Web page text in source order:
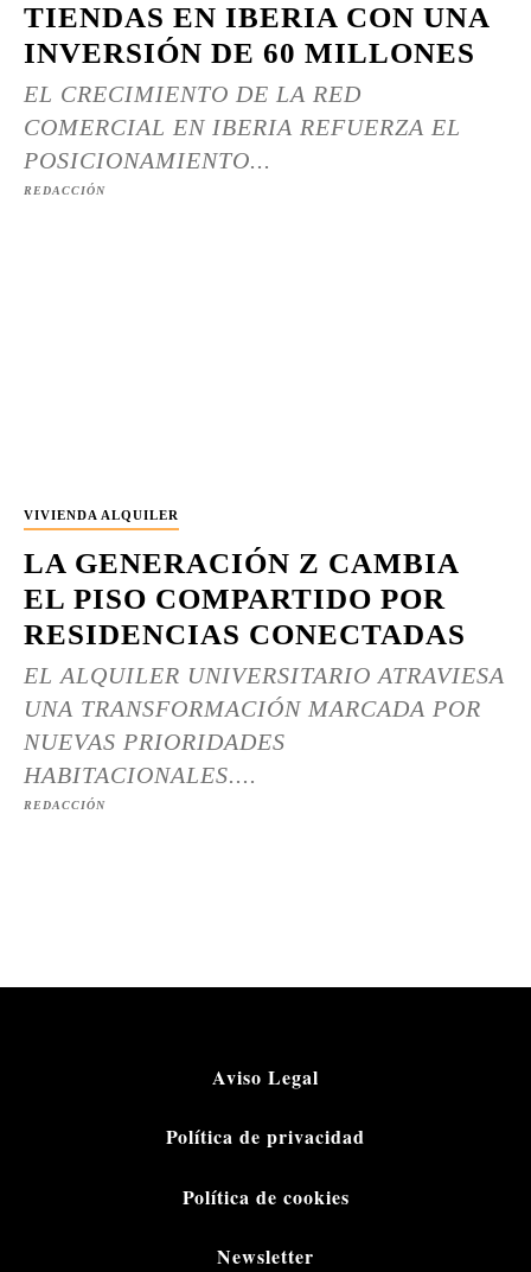
TIENDAS EN IBERIA CON UNA
INVERSIÓN DE 60 MILLONES
EL CRECIMIENTO DE LA RED
COMERCIAL EN IBERIA REFUERZA EL
POSICIONAMIENTO...
REDACCIÓN
VIVIENDA ALQUILER
LA GENERACIÓN Z CAMBIA
EL PISO COMPARTIDO POR
RESIDENCIAS CONECTADAS
EL ALQUILER UNIVERSITARIO ATRAVIESA
UNA TRANSFORMACIÓN MARCADA POR
NUEVAS PRIORIDADES
HABITACIONALES....
REDACCIÓN
Aviso Legal
Política de privacidad
Política de cookies
Newsletter